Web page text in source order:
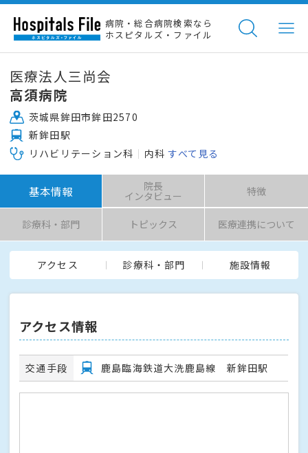
病院・総合病院検索なら
ホスピタルズ・ファイル
医療法人三尚会
高須病院
茨城県鉾田市鉾田2570
新鉾田駅
リハビリテーション科
内科 すべて見る
基本情報 院長
インタビュー 特徴
診療科・部門 トピックス 医療連携について
アクセス 診療科・部門 施設情報
アクセス情報
交通手段 鹿島臨海鉄道大洗鹿島線 新鉾田駅